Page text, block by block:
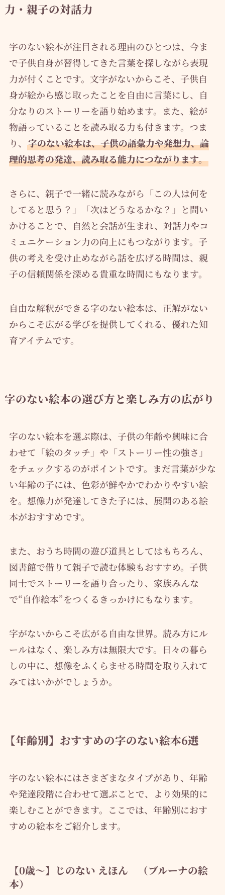
力・親子の対話力
字のない絵本が注目される理由のひとつは、今ま
で子供自身が習得してきた言葉を探しながら表現
力が付くことです。文字がないからこそ、子供自
身が絵から感じ取ったことを自由に言葉にし、自
分なりのストーリーを語り始めます。また、絵が
物語っていることを読み取る力も付きます。つま
り、 字のない絵本は、子供の語彙力や発想力、論
理的思考の発達、読み取る能力につながります。
さらに、親子で一緒に読みながら「この人は何を
してると思う？」「次はどうなるかな？」と問い
かけることで、自然と会話が生まれ、対話力やコ
ミュニケーション力の向上にもつながります。子
供の考えを受け止めながら話を広げる時間は、親
子の信頼関係を深める貴重な時間にもなります。
自由な解釈ができる字のない絵本は、正解がない
からこそ広がる学びを提供してくれる、優れた知
育アイテムです。
字のない絵本の選び方と楽しみ方の広がり
字のない絵本を選ぶ際は、子供の年齢や興味に合
わせて「絵のタッチ」や「ストーリー性の強さ」
をチェックするのがポイントです。まだ言葉が少な
い年齢の子には、色彩が鮮やかでわかりやすい絵
を。想像力が発達してきた子には、展開のある絵
本がおすすめです。
また、おうち時間の遊び道具としてはもちろん、
図書館で借りて親子で読む体験もおすすめ。子供
同士でストーリーを語り合ったり、家族みんな
で“自作絵本”をつくるきっかけにもなります。
字がないからこそ広がる自由な世界。読み方にル
ールはなく、楽しみ方は無限大です。日々の暮ら
しの中に、想像をふくらませる時間を取り入れて
みてはいかがでしょうか。
【年齢別】おすすめの字のない絵本6選
字のない絵本にはさまざまなタイプがあり、年齢
や発達段階に合わせて選ぶことで、より効果的に
楽しむことができます。ここでは、年齢別におす
すめの絵本をご紹介します。
【0歳～】じのない えほん （ブルーナの絵
本）